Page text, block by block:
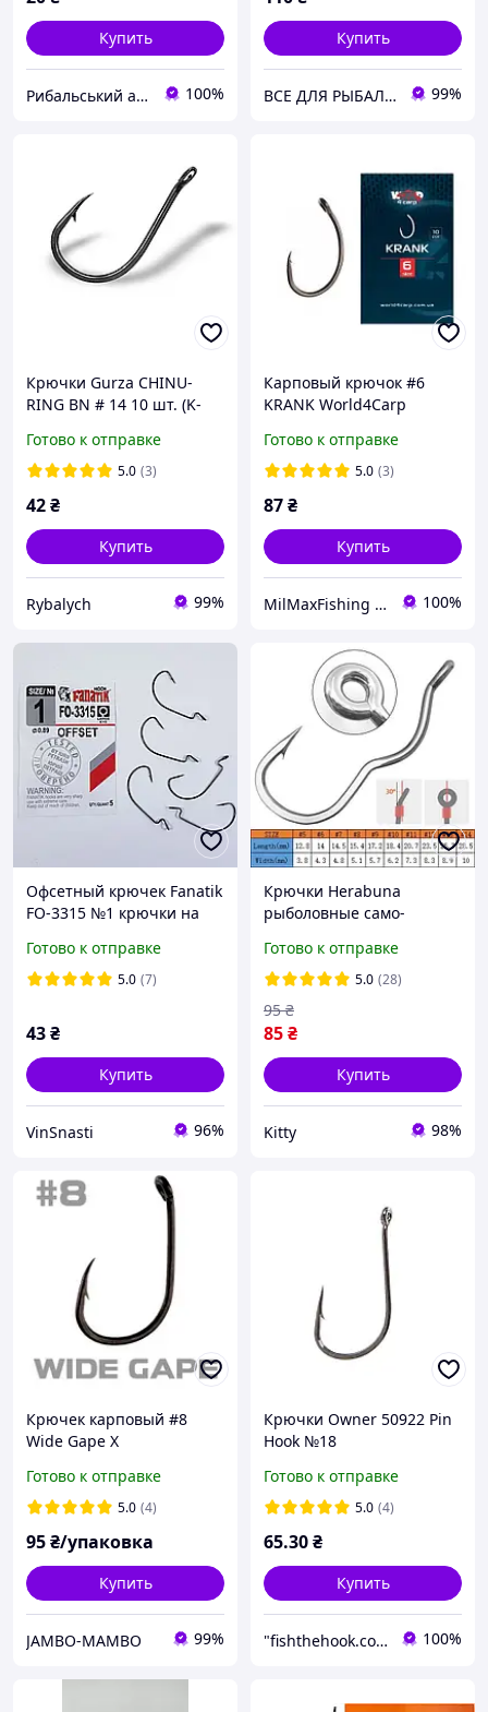
Купить
Рибальський арсенал 100%
Купить
ВСЕ ДЛЯ РЫБАЛКИ 99%
Крючки Gurza CHINU-
RING BN # 14 10 шт. (K-
Готово к отправке
5.0 (3)
42₴
Купить
Rybalych 99%
Карповый крючок #6
KRANK World4Carp
Готово к отправке
5.0 (3)
87₴
Купить
MilMaxFishing - інтернет-магазин 100%
Офсетный крючек Fanatik
FO-3315 №1 крючки на
Готово к отправке
5.0 (7)
43₴
Купить
VinSnasti 96%
Крючки Herabuna
рыболовные само-
химическая заточка,
крючки с TikTok херабуна,
12шт
Готово к отправке
5.0 (28)
85₴
95 ₴
Купить
Kitty 98%
Крючек карповый #8
Wide Gape X
Готово к отправке
5.0 (4)
95₴/упаковка
Купить
JAMBO-MAMBO 99%
Крючки Owner 50922 Pin
Hook №18
Готово к отправке
5.0 (4)
65.30₴
Купить
"fishthehook.com.ua" Интернет - магазин все для рыбалки 100%